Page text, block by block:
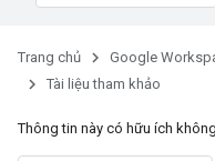
Trang chủ Google
Tài liệu tham khảo
Thông tin này có hữu ích